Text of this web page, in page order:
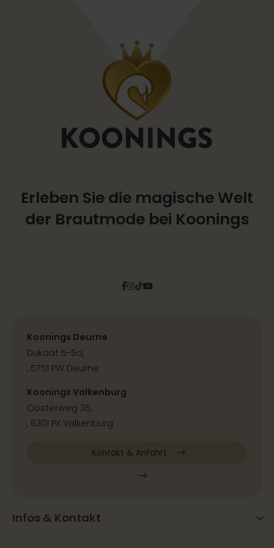
Erleben Sie die magische Welt
der Brautmode bei Koonings
Facebook
Instagram
TiktokPinterest
YouTube
Infos & Kontakt
Koonings Deurne
Dukaat 5-5a,
, 5751 PW Deurne
Koonings Valkenburg
Oosterweg 36,
, 6301 PX Valkenburg
Kontakt & Anfahrt